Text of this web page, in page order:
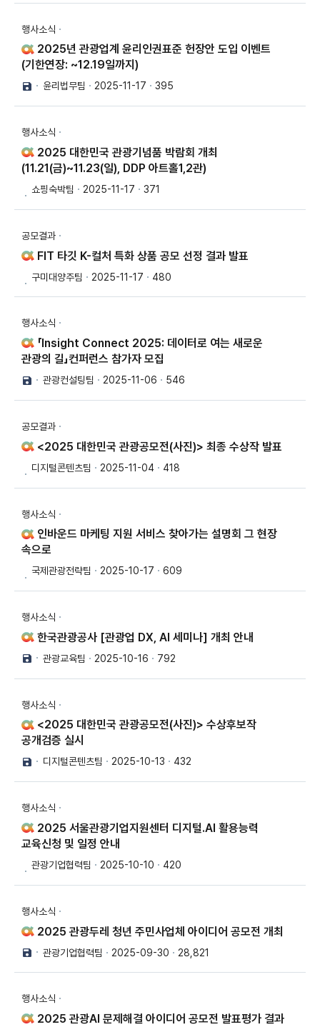
행사소식
2025년 관광업계 윤리인권표준 헌장안 도입 이벤트
(기한연장: ~12.19일까지)
윤리법무팀 2025-11-17 395
행사소식
2025 대한민국 관광기념품 박람회 개최
(11.21(금)~11.23(일), DDP 아트홀1,2관)
쇼핑숙박팀 2025-11-17 371
공모결과
FIT 타깃 K-컬처 특화 상품 공모 선정 결과 발표
구미대양주팀 2025-11-17 480
행사소식
「Insight Connect 2025: 데이터로 여는 새로운
관광의 길」컨퍼런스 참가자 모집
관광컨설팅팀 2025-11-06 546
공모결과
<2025 대한민국 관광공모전(사진)> 최종 수상작 발표
디지털콘텐츠팀 2025-11-04 418
행사소식
인바운드 마케팅 지원 서비스 찾아가는 설명회 그 현장
속으로
국제관광전략팀 2025-10-17 609
행사소식
한국관광공사 [관광업 DX, AI 세미나] 개최 안내
관광교육팀 2025-10-16 792
행사소식
<2025 대한민국 관광공모전(사진)> 수상후보작
공개검증 실시
디지털콘텐츠팀 2025-10-13 432
행사소식
2025 서울관광기업지원센터 디지털.AI 활용능력
교육신청 및 일정 안내
관광기업협력팀 2025-10-10 420
행사소식
2025 관광두레 청년 주민사업체 아이디어 공모전 개최
관광기업협력팀 2025-09-30 28,821
행사소식
2025 관광AI 문제해결 아이디어 공모전 발표평가 결과